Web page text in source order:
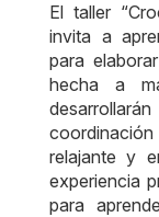
El taller
invita a
para
hecha a
coordinación
relajante y
experiencia
para